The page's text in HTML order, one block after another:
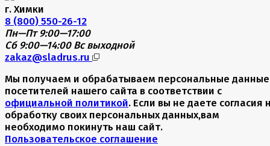
г. Химки
8 (800) 550-26-12
Пн—Пт 9:00—17:00
Сб 9:00—14:00 Вс выходной
zakaz@sladrus.ru
Мы получаем и обрабатываем персональные данные
посетителей нашего сайта в соответствии с
официальной политикой. Если вы не даете согласия
обработку своих персональных данных,вам
необходимо покинуть наш сайт.
Пользовательское соглашение